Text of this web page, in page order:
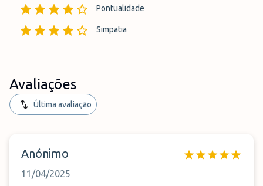
Pontualidade
Simpatia
Avaliações
Última avaliação
Anónimo
11/04/2025